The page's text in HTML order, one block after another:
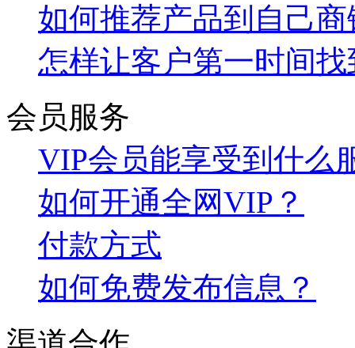
如何推荐产品到自己
怎样让客户第一时间
会员服务
VIP会员能享受到什么
如何开通全网VIP？
付款方式
如何免费发布信息？